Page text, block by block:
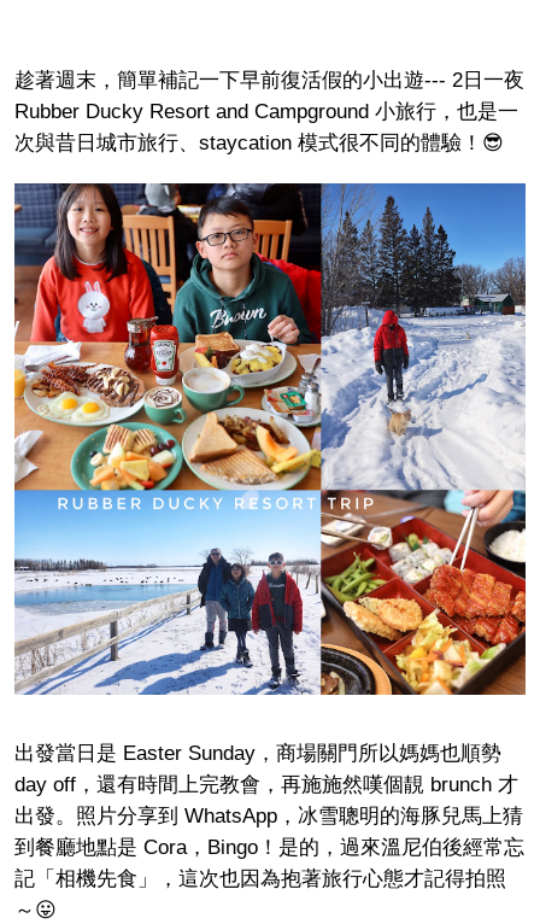
趁著週末，簡單補記一下早前復活假的小出遊--- 2日一夜
Rubber Ducky Resort and Campground 小旅行，也是一
次與昔日城市旅行、staycation 模式很不同的體驗！😎
出發當日是 Easter Sunday，商場關門所以媽媽也順勢
day off，還有時間上完教會，再施施然嘆個靚 brunch 才
出發。照片分享到 WhatsApp，冰雪聰明的海豚兒馬上猜
到餐廳地點是 Cora，Bingo！是的，過來溫尼伯後經常忘
記「相機先食」，這次也因為抱著旅行心態才記得拍照
～😛